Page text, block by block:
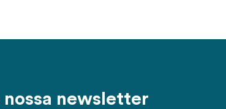
nossa newsletter